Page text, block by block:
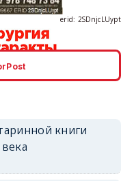
erid: 2SDnjcrDNw6
erid: 2SDnjdPjgYS
книги